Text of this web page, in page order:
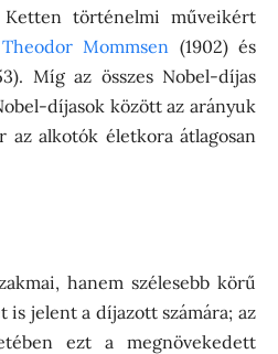
Ketten történelmi műveikért
Theodor Mommsen (1902) és
Míg az összes Nobel-díjas
díjasok között az arányuk
az alkotók életkora átlagosan
hanem szélesebb körű
is jelent a díjazott számára; az
ezt a megnövekedett